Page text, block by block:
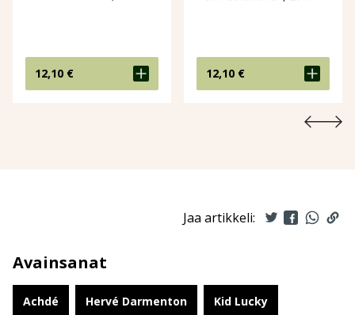
12,10 € 12,10 €
Jaa artikkeli:
Avainsanat
Achdé Hervé Darmenton Kid Lucky